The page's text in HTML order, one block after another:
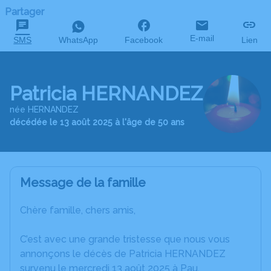
Partager
SMS WhatsApp Facebook E-mail Lien
Patricia HERNANDEZ
née HERNANDEZ
décédée le 13 août 2025 à l'âge de 50 ans
Message de la famille
Chère famille, chers amis,
C’est avec une grande tristesse que nous vous
annonçons le décès de Patricia HERNANDEZ
survenu le mercredi 13 août 2025 à Pau.